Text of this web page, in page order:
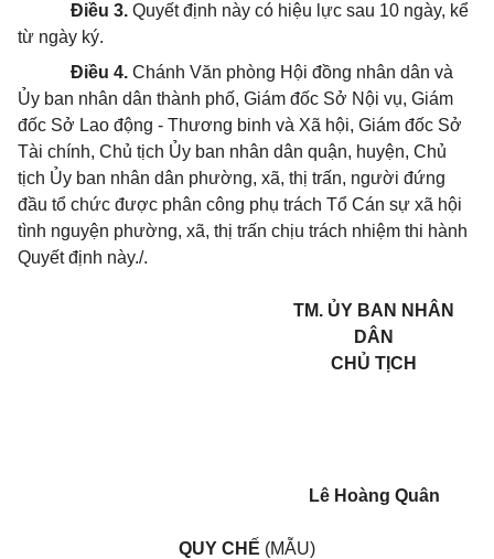
Điều 3. Quyết định này có hiệu lực sau 10 ngày, kể
từ ngày ký.
Điều 4. Chánh Văn phòng Hội đồng nhân dân và
Ủy ban nhân dân thành phố, Giám đốc Sở Nội vụ, Giám
đốc Sở Lao động - Thương binh và Xã hội, Giám đốc Sở
Tài chính, Chủ tịch Ủy ban nhân dân quận, huyện, Chủ
tịch Ủy ban nhân dân phường, xã, thị trấn, người đứng
đầu tổ chức được phân công phụ trách Tổ Cán sự xã hội
tình nguyện phường, xã, thị trấn chịu trách nhiệm thi hành
Quyết định này./.
TM. ỦY BAN NHÂN
DÂN
CHỦ TỊCH
Lê Hoàng Quân
QUY CHẾ (MẪU)